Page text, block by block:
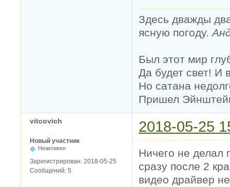
Здесь дважды
ясную погоду.
Был этот мир
Да будет свет! И
Но сатана
Пришел
vitcovich 2018-05-25
Новый участник
Неактивен
Зарегистрирован: 2018-05-25
Сообщений: 5
Ничего не делал
сразу после 2
видео драйвер